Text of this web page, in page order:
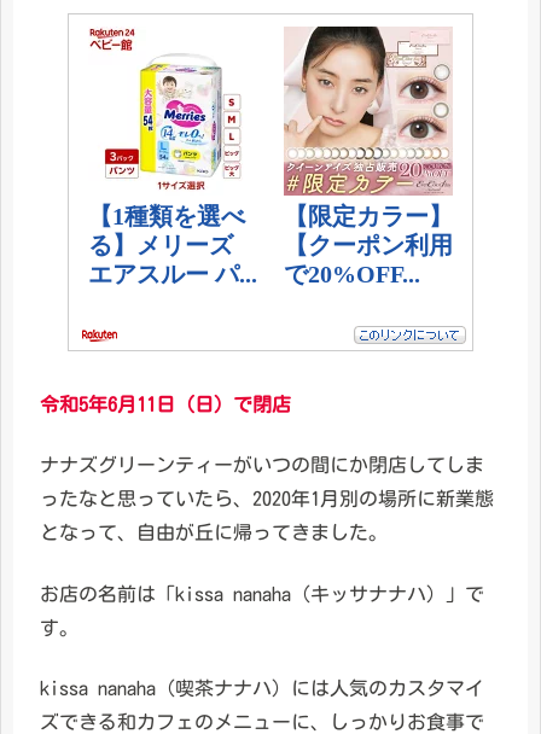
令和5年6月11日（日）で閉店
ナナズグリーンティーがいつの間にか閉店してしま
ったなと思っていたら、2020年1月別の場所に新業態
となって、自由が丘に帰ってきました。
お店の名前は「kissa nanaha（キッサナナハ）」で
す。
kissa nanaha（喫茶ナナハ）には人気のカスタマイ
ズできる和カフェのメニューに、しっかりお食事で